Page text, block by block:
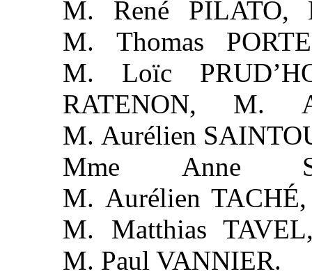
M. René PILATO,
M. Thomas
M. Loïc
RATENON, M.
M. Aurélien
Mme Anne
M. Aurélien
M. Matthias
M. Paul VANNIER.